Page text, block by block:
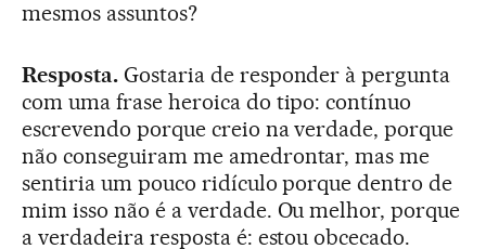
mesmos assuntos?
Resposta.Gostaria de responder à pergunta
com uma frase heroica do tipo: contínuo
escrevendo porque creio na verdade, porque
não conseguiram me amedrontar, mas me
sentiria um pouco ridículo porque dentro de
mim isso não é a verdade. Ou melhor, porque
a verdadeira resposta é: estou obcecado.